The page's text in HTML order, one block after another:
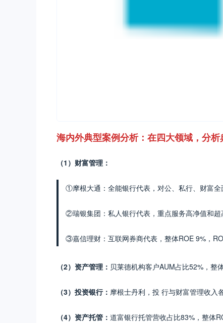
海内外典型案例分析：在四大领域，分析
（1）财富管理：
①摩根大通：全能银行代表，对公、私行、财富全
②瑞银集团：私人银行代表，重点服务高净值和
③嘉信理财：互联网券商代表，整体ROE 9%，
（2）资产管理： 贝莱德机构客户AUM占比52%，整
（3）投资银行： 摩根士丹利，投 行与财富管理收入
（4）资产托管： 道富银行托管营收占比83%，整体